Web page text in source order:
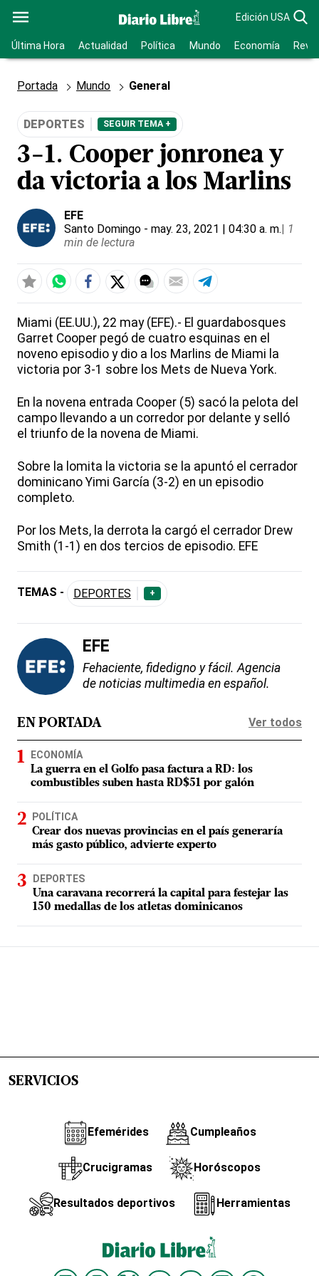
Edición USA
Última Hora Actualidad Política Mundo Economía
Portada Mundo General
DEPORTES SEGUIR TEMA +
3-1. Cooper jonronea y
da victoria a los Marlins
EFE
Santo Domingo - may. 23, 2021 | 04:30 a. m.| 1
min de lectura
Miami (EE.UU.), 22 may (EFE).- El guardabosques
Garret Cooper pegó de cuatro esquinas en el
noveno episodio y dio a los Marlins de Miami la
victoria por 3-1 sobre los Mets de Nueva York.
En la novena entrada Cooper (5) sacó la pelota del
campo llevando a un corredor por delante y selló
el triunfo de la novena de Miami.
Sobre la lomita la victoria se la apuntó el cerrador
dominicano Yimi García (3-2) en un episodio
completo.
Por los Mets, la derrota la cargó el cerrador Drew
Smith (1-1) en dos tercios de episodio. EFE
TEMAS - DEPORTES +
EFE
Fehaciente, fidedigno y fácil. Agencia
de noticias multimedia en español.
EN PORTADA Ver todos
ECONOMÍA
La guerra en el Golfo pasa factura a RD: los
combustibles suben hasta RD$51 por galón
POLÍTICA
Crear dos nuevas provincias en el país generaría
más gasto público, advierte experto
DEPORTES
Una caravana recorrerá la capital para festejar las
150 medallas de los atletas dominicanos
SERVICIOS
Efemérides Cumpleaños
Crucigramas Horóscopos
Resultados deportivos Herramientas